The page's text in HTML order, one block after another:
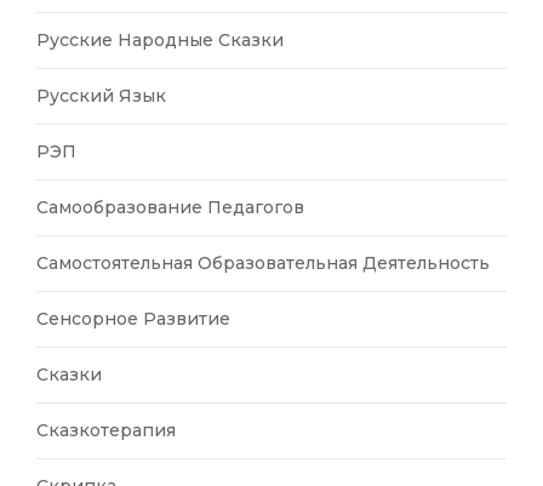
Русские Народные Сказки
Русский Язык
РЭП
Самообразование Педагогов
Самостоятельная Образовательная Деятельность
Сенсорное Развитие
Сказки
Сказкотерапия